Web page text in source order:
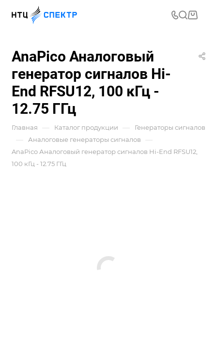
AnaPico Аналоговый
генератор сигналов Hi-
End RFSU12, 100 кГц -
12.75 ГГц
Главная — Каталог продукции — Генераторы сигналов
— Аналоговые генераторы сигналов —
AnaPico Аналоговый генератор сигналов Hi-End RFSU12,
100 кГц - 12.75 ГГц